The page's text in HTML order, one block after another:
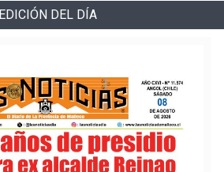
EDICIÓN DEL DÍA